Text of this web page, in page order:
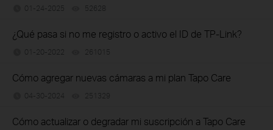
01-24-2025 52628
¿Qué pasa si no me registro o activo el ID de TP-Link?
01-20-2022 261015
Cómo agregar nuevas cámaras a mi plan Tapo Care
04-30-2024 251329
Cómo actualizar o degradar mi suscripción a Tapo Care